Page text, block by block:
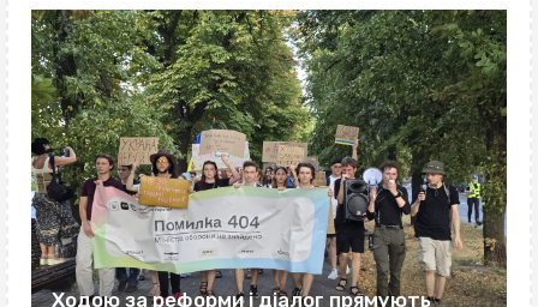
Ходою за реформи і діалог прямують